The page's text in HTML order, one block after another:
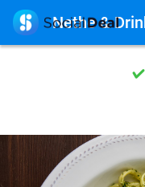
7
7
 Nethe &